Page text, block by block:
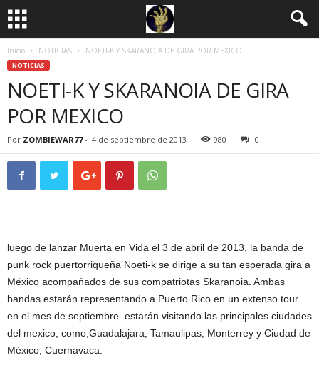
Inicio NOTICIAS NOETI-K Y SKARANOIA DE GIRA POR MEXICO
NOTICIAS
NOETI-K Y SKARANOIA DE GIRA
POR MEXICO
Por ZOMBIEWAR77- 4 de septiembre de 2013 980 0
luego de lanzar Muerta en Vida el 3 de abril de 2013, la banda de
punk rock puertorriqueña Noeti-k se dirige a su tan esperada gira a
México acompañados de sus compatriotas Skaranoia. Ambas
bandas estarán representando a Puerto Rico en un extenso tour
en el mes de septiembre. estarán visitando las principales ciudades
del mexico, como;Guadalajara, Tamaulipas, Monterrey y Ciudad de
México, Cuernavaca.